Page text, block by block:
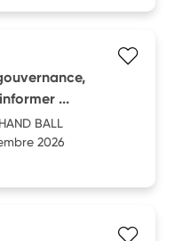
...
BALL
2026